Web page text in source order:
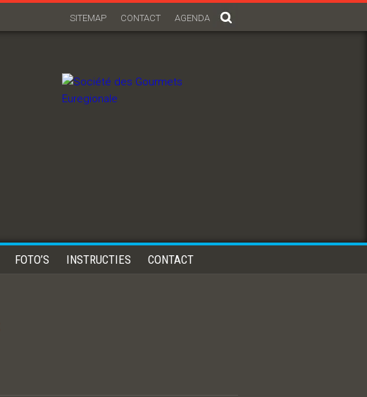
AGENDA
CONTACT
SITEMAP
FOTO’S INSTRUCTIES CONTACT